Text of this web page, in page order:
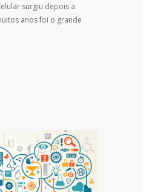
surgiu depois a
anos foi o grande